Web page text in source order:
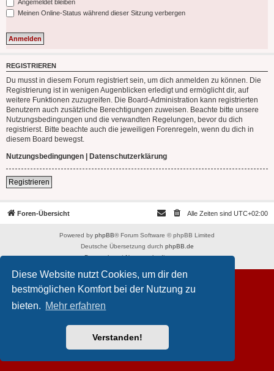
Diese Website nutzt Cookies, um dir den
bestmöglichen Komfort bei der Nutzung zu
bieten. Mehr erfahren
Verstanden!
Angemeldet bleiben
Meinen Online-Status während dieser Sitzung verbergen
REGISTRIEREN
Du musst in diesem Forum registriert sein, um dich anmelden zu können. Die
Registrierung ist in wenigen Augenblicken erledigt und ermöglicht dir, auf
weitere Funktionen zuzugreifen. Die Board-Administration kann registrierten
Benutzern auch zusätzliche Berechtigungen zuweisen. Beachte bitte unsere
Nutzungsbedingungen und die verwandten Regelungen, bevor du dich
registrierst. Bitte beachte auch die jeweiligen Forenregeln, wenn du dich in
diesem Board bewegst.
Nutzungsbedingungen | Datenschutzerklärung
Registrieren
Foren-Übersicht Alle Zeiten sind UTC+02:00
Powered by phpBB® Forum Software © phpBB Limited
Deutsche Übersetzung durch phpBB.de
Datenschutz|Nutzungsbedingungen